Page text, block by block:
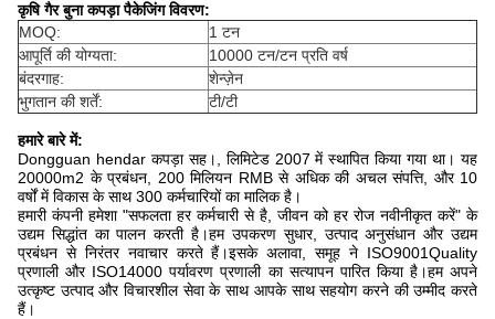
कृषि गैर बुना कपड़ा पैकेजिंग विवरण:
MOQ:
1 टन
आपूर्ति की योग्यता:
10000 टन/टन प्रति वर्ष
बंदरगाह:
शेन्ज़ेन
भुगतान की शर्तें:
टी/टी
हमारे बारे में:
Dongguan hendar कपड़ा सह।, लिमिटेड 2007 में स्थापित किया गया था। यह
20000m2 के प्रबंधन, 200 मिलियन RMB से अधिक की अचल संपत्ति, और 10
वर्षों में विकास के साथ 300 कर्मचारियों का मालिक है।
हमारी कंपनी हमेशा "सफलता हर कर्मचारी से है, जीवन को हर रोज नवीनीकृत करें" के
उद्यम सिद्धांत का पालन करती है।हम उपकरण सुधार, उत्पाद अनुसंधान और उद्यम
प्रबंधन से निरंतर नवाचार करते हैं।इसके अलावा, समूह ने ISO9001Quality
प्रणाली और ISO14000 पर्यावरण प्रणाली का सत्यापन पारित किया है।हम अपने
उत्कृष्ट उत्पाद और विचारशील सेवा के साथ आपके साथ सहयोग करने की उम्मीद करते
हैं।